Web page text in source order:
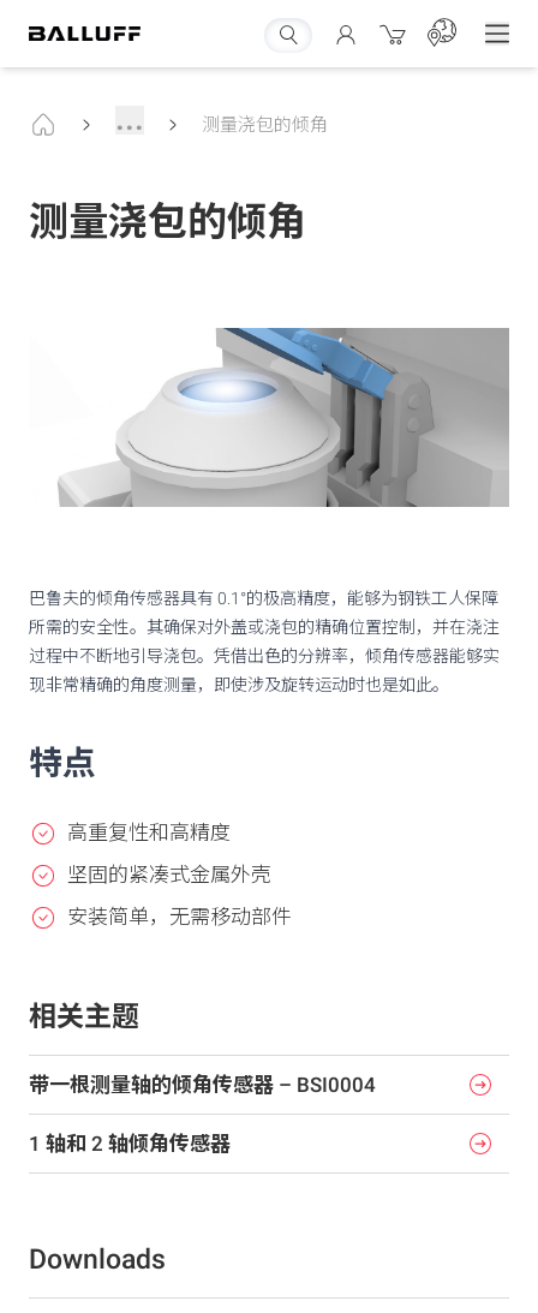
... 测量浇包的倾角
测量浇包的倾角
巴鲁夫的倾角传感器具有 0.1°的极高精度，能够为钢铁工人保障
所需的安全性。其确保对外盖或浇包的精确位置控制，并在浇注
过程中不断地引导浇包。凭借出色的分辨率，倾角传感器能够实
现非常精确的角度测量，即使涉及旋转运动时也是如此。
特点
高重复性和高精度
坚固的紧凑式金属外壳
安装简单，无需移动部件
相关主题
带一根测量轴的倾角传感器 – BSI0004
1 轴和 2 轴倾角传感器
Downloads